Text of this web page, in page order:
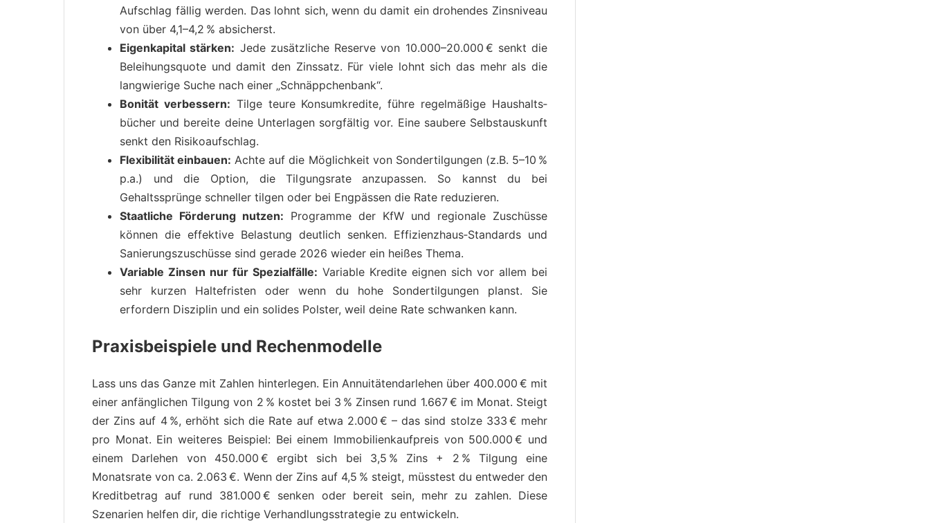
Aufschlag fällig werden. Das lohnt sich, wenn du damit ein drohendes Zinsniveau
von über 4,1–4,2 % absicherst.
Eigenkapital stärken: Jede zusätzliche Reserve von 10.000–20.000 € senkt die
Beleihungs­quote und damit den Zinssatz. Für viele lohnt sich das mehr als die
langwierige Suche nach einer „Schnäppchenbank“.
Bonität verbessern: Tilge teure Konsumkredite, führe regelmäßige Haushalts­
bücher und bereite deine Unterlagen sorgfältig vor. Eine saubere Selbstauskunft
senkt den Risikoaufschlag.
Flexibilität einbauen: Achte auf die Möglichkeit von Sondertilgungen (z.B. 5–10 %
p.a.) und die Option, die Tilgungsrate anzupassen. So kannst du bei
Gehaltssprünge schneller tilgen oder bei Engpässen die Rate reduzieren.
Staatliche Förderung nutzen: Programme der KfW und regionale Zuschüsse
können die effektive Belastung deutlich senken. Effizienzhaus‑Standards und
Sanierungszuschüsse sind gerade 2026 wieder ein heißes Thema.
Variable Zinsen nur für Spezialfälle: Variable Kredite eignen sich vor allem bei
sehr kurzen Halte­fristen oder wenn du hohe Sondertilgungen planst. Sie
erfordern Disziplin und ein solides Polster, weil deine Rate schwanken kann.
Praxisbeispiele und Rechenmodelle
Lass uns das Ganze mit Zahlen hinterlegen. Ein Annuitätendarlehen über 400.000 € mit
einer anfänglichen Tilgung von 2 % kostet bei 3 % Zinsen rund 1.667 € im Monat. Steigt
der Zins auf 4 %, erhöht sich die Rate auf etwa 2.000 € – das sind stolze 333 € mehr
pro Monat. Ein weiteres Beispiel: Bei einem Immobilienkaufpreis von 500.000 € und
einem Darlehen von 450.000 € ergibt sich bei 3,5 % Zins + 2 % Tilgung eine
Monatsrate von ca. 2.063 €. Wenn der Zins auf 4,5 % steigt, müsstest du entweder den
Kreditbetrag auf rund 381.000 € senken oder bereit sein, mehr zu zahlen. Diese
Szenarien helfen dir, die richtige Verhandlungsstrategie zu entwickeln.